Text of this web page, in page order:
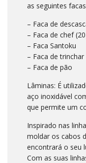
as seguintes
– Faca de
– Faca de chef
– Faca Santoku
– Faca de trinchar
– Faca de pão
Lâminas: É
aço inoxidável
que permite um
Inspirado nas
moldar os cabos
encontrará o seu
Com as suas